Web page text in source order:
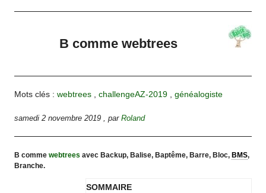
B comme webtrees
Mots clés :webtrees ,challengeAZ-2019 ,généalogiste
samedi 2 novembre 2019 ,parRoland
B commewebtrees avec Backup, Balise, Baptême, Barre, Bloc, BMS,
Branche.
SOMMAIRE